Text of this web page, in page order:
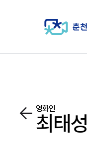
영화인
최태성